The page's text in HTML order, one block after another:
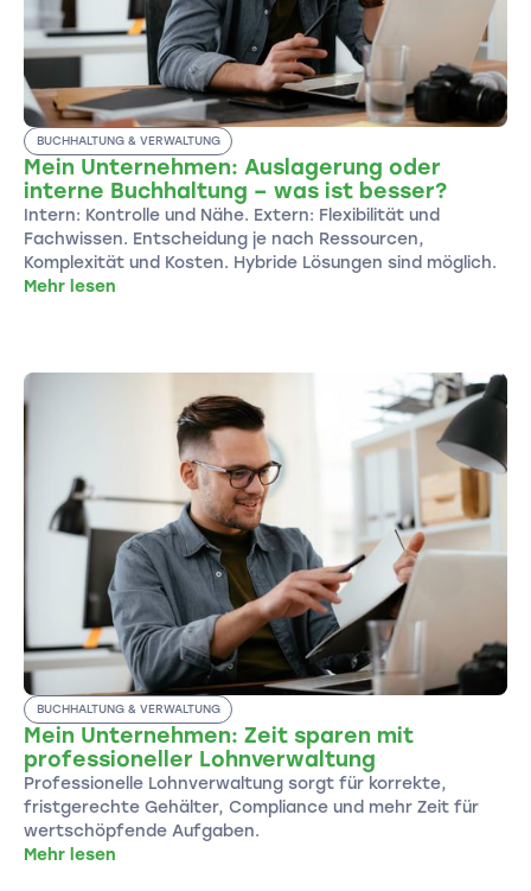
BUCHHALTUNG & VERWALTUNG
Mein Unternehmen: Auslagerung oder
interne Buchhaltung – was ist besser?
Intern: Kontrolle und Nähe. Extern: Flexibilität und
Fachwissen. Entscheidung je nach Ressourcen,
Komplexität und Kosten. Hybride Lösungen sind möglich.
Mehr lesen
BUCHHALTUNG & VERWALTUNG
Mein Unternehmen: Zeit sparen mit
professioneller Lohnverwaltung
Professionelle Lohnverwaltung sorgt für korrekte,
fristgerechte Gehälter, Compliance und mehr Zeit für
wertschöpfende Aufgaben.
Mehr lesen